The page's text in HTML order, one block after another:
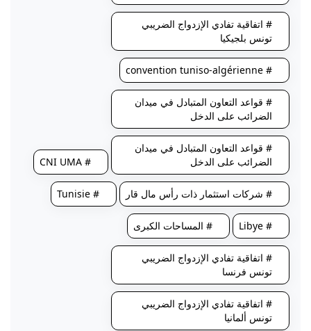
# اتفاقية تفادي الإزدواج الضريبي
تونس بلجيكيا
# convention tuniso-algérienne
# قواعد التعاون المتبادل في ميدان
الضرائب على الدخل
# قواعد التعاون المتبادل في ميدان
الضرائب على الدخل
# CNI UMA
# شركات استثمار ذات رأس مال قار # Tunisie
# Libye # المساحات الكبرى
# اتفاقية تفادي الإزدواج الضريبي
تونس فرنسا
# اتفاقية تفادي الإزدواج الضريبي
تونس ألمانيا